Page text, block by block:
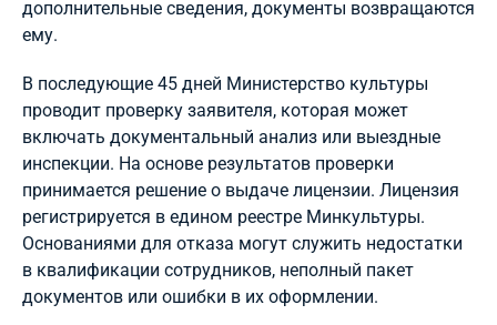
дополнительные сведения, документы возвращаются
ему.
В последующие 45 дней Министерство культуры
проводит проверку заявителя, которая может
включать документальный анализ или выездные
инспекции. На основе результатов проверки
принимается решение о выдаче лицензии. Лицензия
регистрируется в едином реестре Минкультуры.
Основаниями для отказа могут служить недостатки
в квалификации сотрудников, неполный пакет
документов или ошибки в их оформлении.